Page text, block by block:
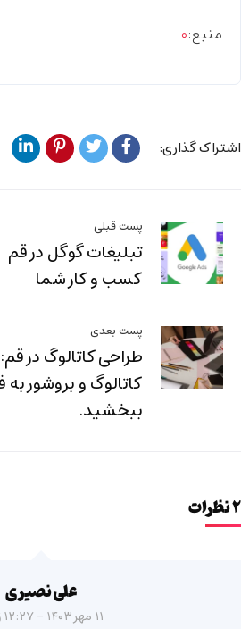
منبع:۰
اشتراک گذاری:
پست قبلی
تبلیغات گوگل در
کسب و کار شما
پست بعدی
طراحی کاتالوگ در
کاتالوگ و بروشور
ببخشید.
۲ نظرات
علی نصیری
۱۱ مهر ۱۴۰۳ - ۱۲:۲۷ ق.ظ